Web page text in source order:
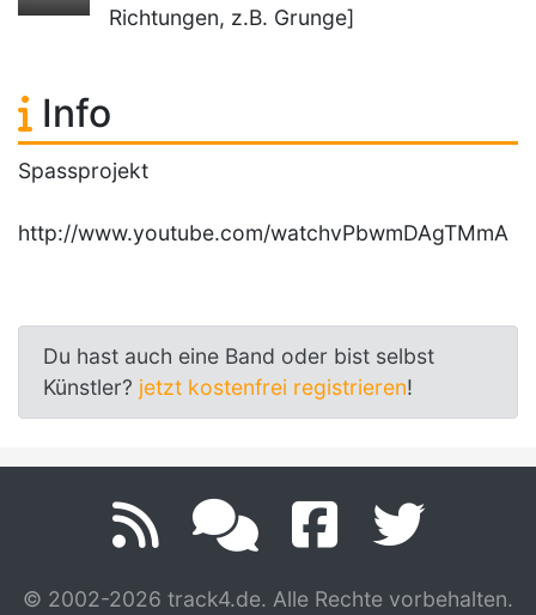
Richtungen, z.B. Grunge]
Info
Spassprojekt
http://www.youtube.com/watchvPbwmDAgTMmA
Du hast auch eine Band oder bist selbst
Künstler? jetzt kostenfrei registrieren!
© 2002-2026 track4.de. Alle Rechte vorbehalten.